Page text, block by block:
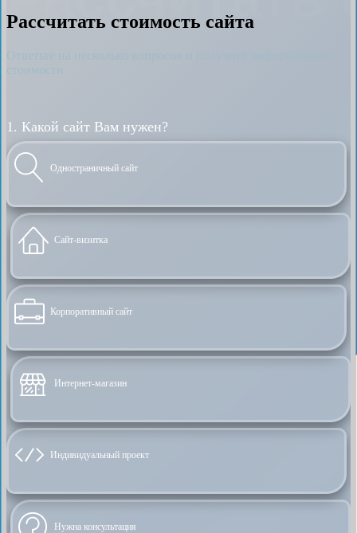
Рассчитать стоимость сайта
Ответьте на несколько вопросов и получите информацию о
стоимости
1. Какой сайт Вам нужен?
Одностраничный сайт
Сайт-визитка
Корпоративный сайт
Интернет-магазин
Индивидуальный проект
Нужна консультация